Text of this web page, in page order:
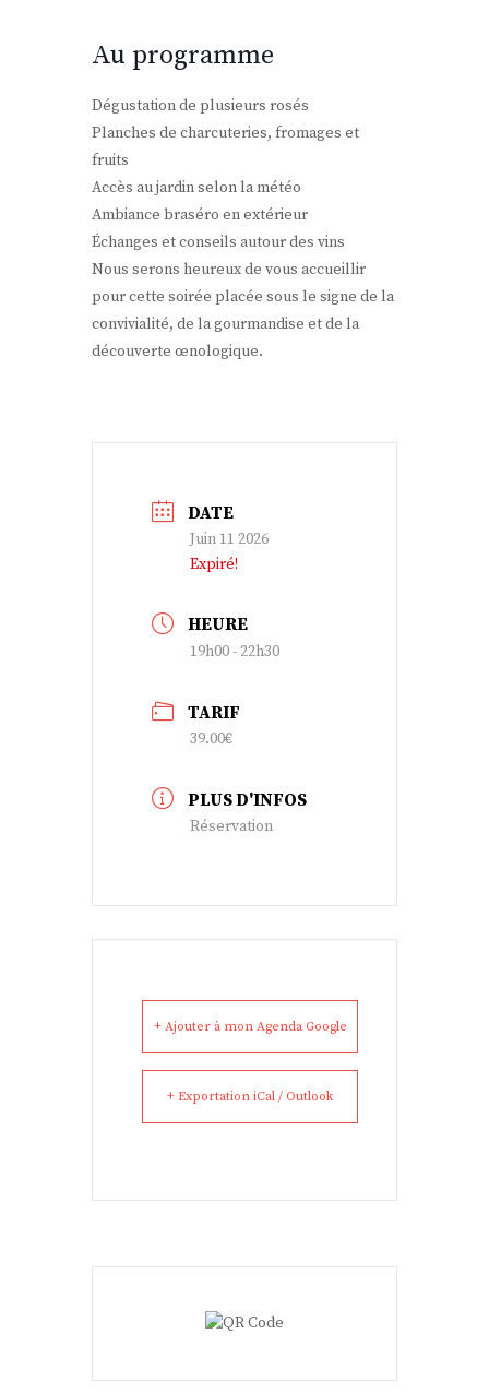
Au programme
Dégustation de plusieurs rosés
Planches de charcuteries, fromages et
fruits
Accès au jardin selon la météo
Ambiance braséro en extérieur
Échanges et conseils autour des vins
Nous serons heureux de vous accueillir
pour cette soirée placée sous le signe de la
convivialité, de la gourmandise et de la
découverte œnologique.
DATE
Juin 11 2026
Expiré!
HEURE
19h00 - 22h30
TARIF
39.00€
PLUS D'INFOS
Réservation
+ Ajouter à mon Agenda Google
+ Exportation iCal / Outlook